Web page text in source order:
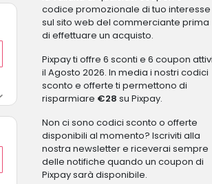
codice promozionale di tuo interesse
sul sito web del commerciante prima
di effettuare un acquisto.
Pixpay ti offre 6 sconti e 6 coupon attivi
il Agosto 2026. In media i nostri codici
sconto e offerte ti permettono di
risparmiare €28 su Pixpay.
Non ci sono codici sconto o offerte
disponibili al momento? Iscriviti alla
nostra newsletter e riceverai sempre
delle notifiche quando un coupon di
Pixpay sarà disponibile.